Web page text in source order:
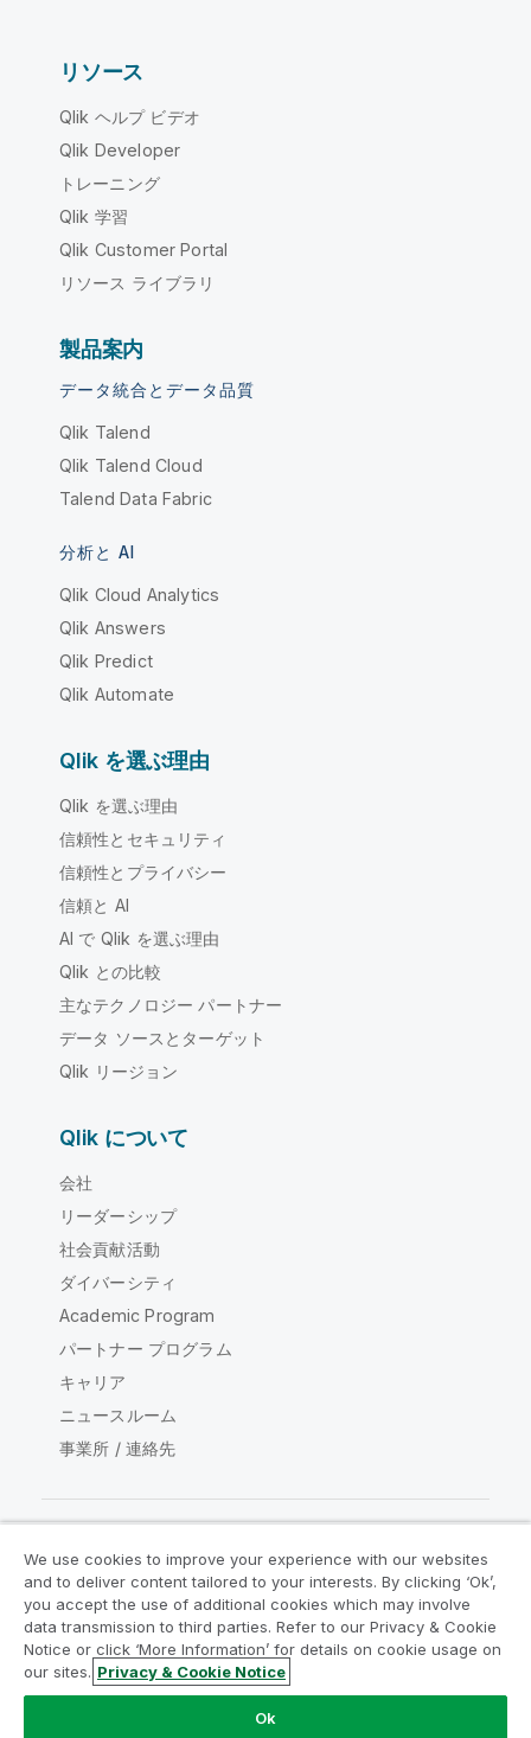
リソース
Qlik ヘルプ ビデオ
Qlik Developer
トレーニング
Qlik 学習
Qlik Customer Portal
リソース ライブラリ
製品案内
データ統合とデータ品質
Qlik Talend
Qlik Talend Cloud
Talend Data Fabric
分析と AI
Qlik Cloud Analytics
Qlik Answers
Qlik Predict
Qlik Automate
Qlik を選ぶ理由
Qlik を選ぶ理由
信頼性とセキュリティ
信頼性とプライバシー
信頼と AI
AI で Qlik を選ぶ理由
Qlik との比較
主なテクノロジー パートナー
データ ソースとターゲット
Qlik リージョン
Qlik について
会社
リーダーシップ
社会貢献活動
ダイバーシティ
Academic Program
パートナー プログラム
キャリア
ニュースルーム
事業所 / 連絡先
Qlik コミュニティ
法的契約 製品規約
Legal Policies
リーガルポリシー
利用規約
Do Not Share My Info
Copyright © 1993-2026 QlikTech International AB.無断複写・
We use cookies to improve your experience with our websites
and to deliver content tailored to your interests. By clicking ‘Ok’,
you accept the use of additional cookies which may involve
data transmission to third parties. Refer to our Privacy & Cookie
Notice or click ‘More Information’ for details on cookie usage on
our sites. Privacy & Cookie Notice
Ok